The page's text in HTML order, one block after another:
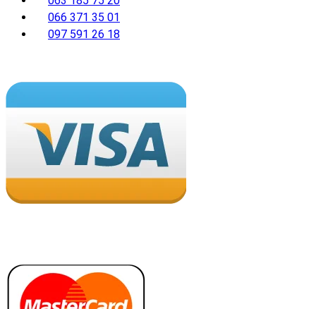
066 371 35 01
097 591 26 18